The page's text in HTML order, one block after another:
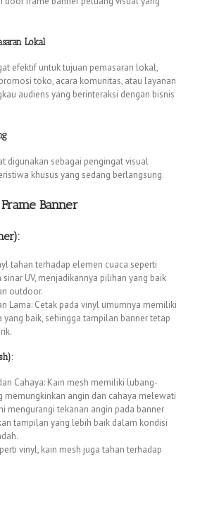
Lokal
efektif untuk tujuan pemasaran lokal,
toko, acara komunitas, atau layanan
audiens yang berinteraksi dengan bisnis
digunakan sebagai pengingat visual
khusus yang sedang berlangsung.
Banner
tahan terhadap elemen cuaca seperti
sinar UV, menjadikannya pilihan yang baik
outdoor.
Lama: Cetak pada vinyl umumnya memiliki
yang baik, sehingga tampilan banner tetap
Cahaya: Kain mesh memiliki lubang-
memungkinkan angin dan cahaya melewati
mengurangi tekanan angin pada banner
tampilan yang lebih baik dalam kondisi
vinyl, kain mesh juga tahan terhadap